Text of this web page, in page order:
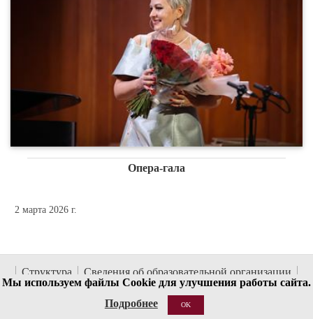
Опера-гала
2 марта 2026 г.
Структура
Сведения об образовательной организации
Национальные проекты России
Мы используем файлы Cookie для улучшения работы сайта.
Подробнее
OK